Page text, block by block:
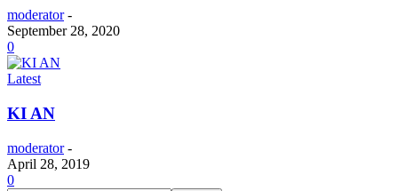
moderator -
September 28, 2020
0
Latest
ΚΙ ΑΝ
moderator -
April 28, 2019
0